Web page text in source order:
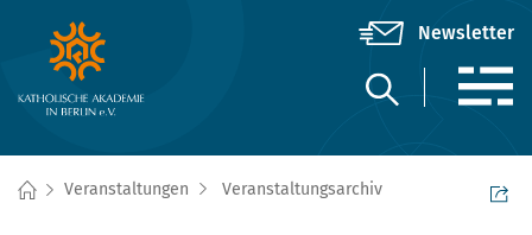
Veranstaltungen Veranstaltungsarchiv